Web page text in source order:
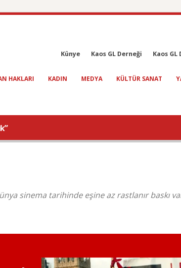
Künye Kaos GL Derneği Kaos GL
HAKLARI KADIN MEDYA KÜLTÜR SANAT
sinema tarihinde eşine az rastlanır baskı